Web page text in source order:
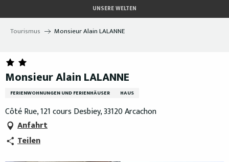
au
contenu
UNSERE WELTEN
Tourismus Monsieur Alain LALANNE
Monsieur Alain LALANNE
FERIENWOHNUNGEN UND FERIENHÄUSER HAUS
Côté Rue, 121 cours Desbiey, 33120 Arcachon
Anfahrt
Teilen